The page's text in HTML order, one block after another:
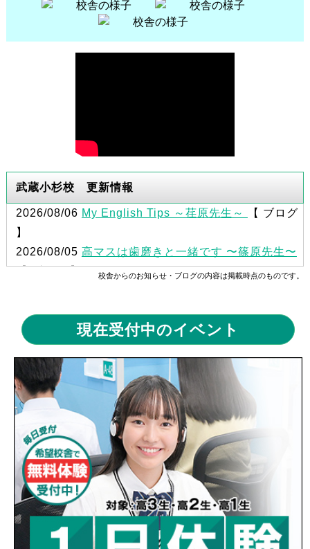
武蔵小杉校 更新情報
2026/08/06 My English Tips ～荏原先生～
【 ブログ
】
2026/08/05 高マスは歯磨きと一緒です 〜篠原先生〜
2026/08/03朝、朝、朝！ ～川上先生～
2026/08/02
第四話：生粋の親不孝者 〜向山先生〜
【 ブログ 】
2026/08/01
一度きりの2026夏〜遠山先生〜
グ 】
2026/07/31アツく戦う夏にしよう！～尾坂先生～
ブログ 】
2026/07/30アツくなったもん勝ち。～河合先生～
ブログ 】
2026/07/29
夏〜高木先生〜
【 ブログ 】
2026/07/28
是非読んでほしい力作〜中村先生〜【 ブ
校舎からのお知らせ・ブログの内容は掲載時点のものです。
現在受付中のイベント